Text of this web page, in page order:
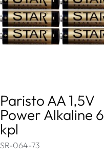
Paristo AA 1,5V
Power Alkaline 6
kpl
SR-064-73